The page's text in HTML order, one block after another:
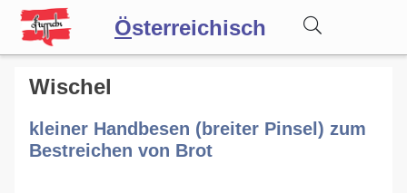
Österreichisch
Wörterbuch
Forum
Wischel
kleiner Handbesen (breiter Pinsel) zum
Bestreichen von Brot